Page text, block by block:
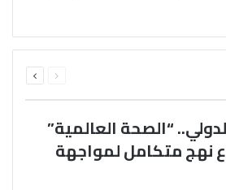
الصفحةالصفحة
“الصحة العالمية”
نهج متكامل لمواجهة